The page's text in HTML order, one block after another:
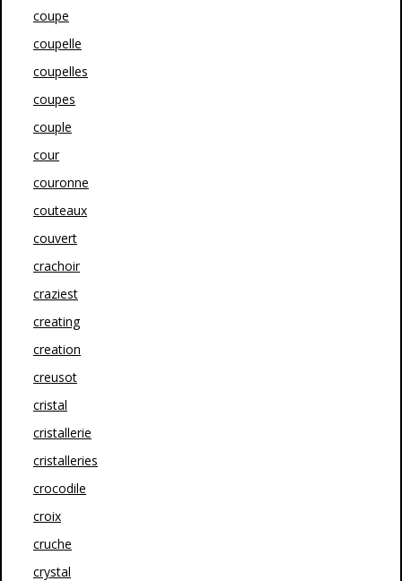
coupe
coupelle
coupelles
coupes
couple
cour
couronne
couteaux
couvert
crachoir
craziest
creating
creation
creusot
cristal
cristallerie
cristalleries
crocodile
croix
cruche
crystal